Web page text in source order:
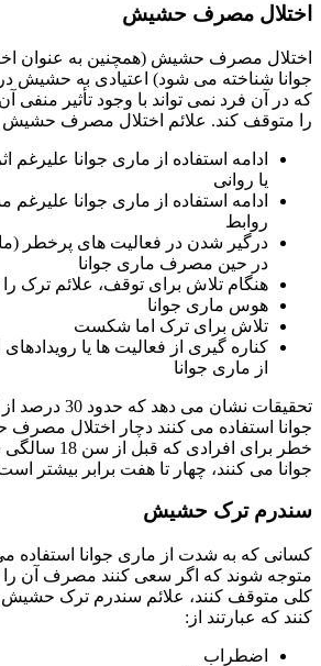
اختلال مصرف حشیش
اختلال مصرف حشیش (همچنین به عنوان
جوانا شناخته می شود) اعتیادی به حشیش
که در آن فرد نمی تواند با وجود تأثیر
را متوقف کند. علائم اختلال مصرف حشیش
ادامه استفاده از ماری جوانا
یا روانی
ادامه استفاده از ماری جوانا
روابط
درگیر شدن در فعالیت های پرخطر
در حین مصرف ماری جوانا
هنگام تلاش برای توقف، علائم ترک
هوس ماری جوانا
تلاش برای ترک اما شکست
کناره گیری از فعالیت ها یا
از ماری جوانا
تحقیقات نشان می
جوانا استفاده می کنند دچار اختلال
خطر برای
جوانا می کنند، چهار تا هفت برابر بیشتر
سندرم ترک حشیش
کسانی که به شدت از ماری جوانا استفاده
متوجه شوند که اگر سعی کنند مصرف آن را
کنند که عبارتند از:
اضطراب